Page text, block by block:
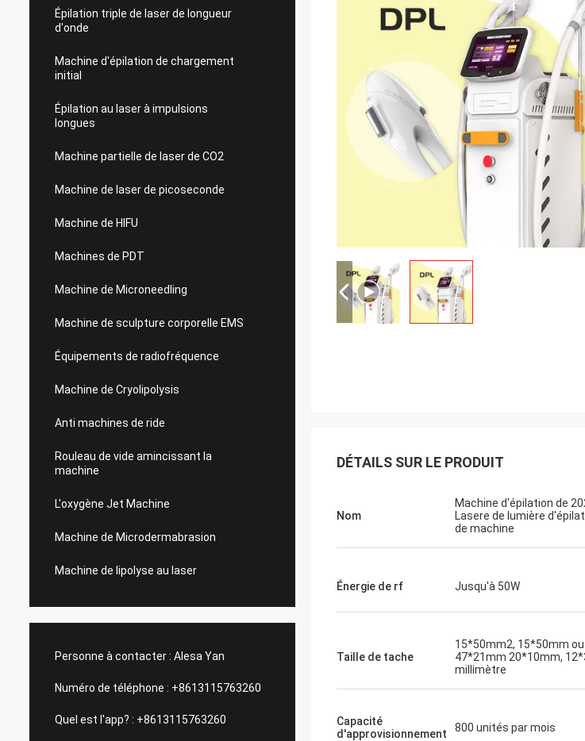
Épilation triple de laser de longueur
d'onde
Machine d'épilation de chargement
initial
Épilation au laser à impulsions
longues
Machine partielle de laser de CO2
Machine de laser de picoseconde
Machine de HIFU
Machines de PDT
Machine de Microneedling
Machine de sculpture corporelle EMS
Équipements de radiofréquence
Machine de Cryolipolysis
Anti machines de ride
Rouleau de vide amincissant la
machine
L'oxygène Jet Machine
Machine de Microdermabrasion
Machine de lipolyse au laser
Personne à contacter : Alesa Yan
Numéro de téléphone : +8613115763260
Quel est l'app? : +8613115763260
DÉTAILS SUR LE PRODUIT
Nom
Machine d'épilation de
Lasere de lumière
de machine
Énergie de rf Jusqu'à 50W
Taille de tache
15*50mm2, 15*50mm
47*21mm 20*10mm,
millimètre
Capacité
d'approvisionnement
800 unités par mois